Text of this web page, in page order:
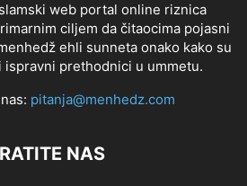
web portal online riznica
ciljem da čitaocima pojasni
ehli sunneta onako kako su
ispravni prethodnici u ummetu.
pitanja@menhedz.com
NAS